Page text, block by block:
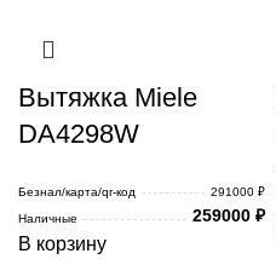
Вытяжка Miele
DA4298W
Безнал/карта/qr-код
291000 ₽
Наличные
259000 ₽
В корзину